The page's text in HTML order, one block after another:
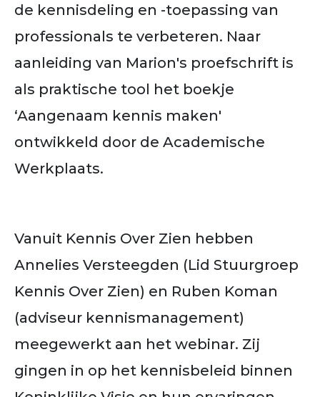
de kennisdeling en -toepassing van
professionals te verbeteren. Naar
aanleiding van Marion's proefschrift is
als praktische tool het boekje
‘Aangenaam kennis maken'
ontwikkeld door de Academische
Werkplaats.
Vanuit Kennis Over Zien hebben
Annelies Versteegden (Lid Stuurgroep
Kennis Over Zien) en Ruben Koman
(adviseur kennismanagement)
meegewerkt aan het webinar. Zij
gingen in op het kennisbeleid binnen